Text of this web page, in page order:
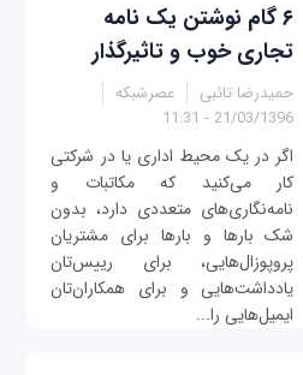
۶ گام نوشتن یک نامه
تجاری خوب و تاثیرگذار
حمیدرضا تائبی
عصرشبکه
21/03/1396 - 11:31
اگر در یک محیط اداری یا در شرکتی
کار می‌کنید که مکاتبات و
نامه‌نگاری‌های متعددی دارد، بدون
شک بارها و بارها برای مشتریان
پروپوزال‌هایی، برای رییس‌تان
یادداشت‌هایی و برای همکاران‌تان
ایمیل‌هایی را...